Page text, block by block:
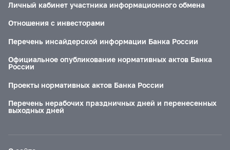
Личный кабинет участника информационного обмена
Отношения с инвесторами
Перечень инсайдерской информации Банка России
Официальное опубликование нормативных актов Банка
России
Проекты нормативных актов Банка России
Перечень нерабочих праздничных дней и перенесенных
выходных дней